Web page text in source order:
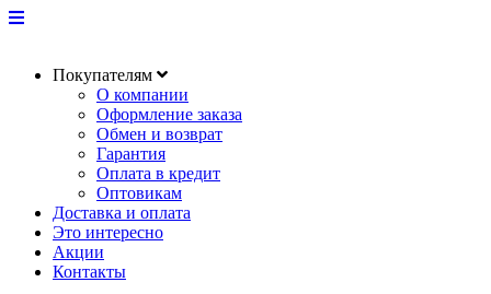
Покупателям
О компании
Оформление заказа
Обмен и возврат
Гарантия
Оплата в кредит
Оптовикам
Доставка и оплата
Это интересно
Акции
Контакты